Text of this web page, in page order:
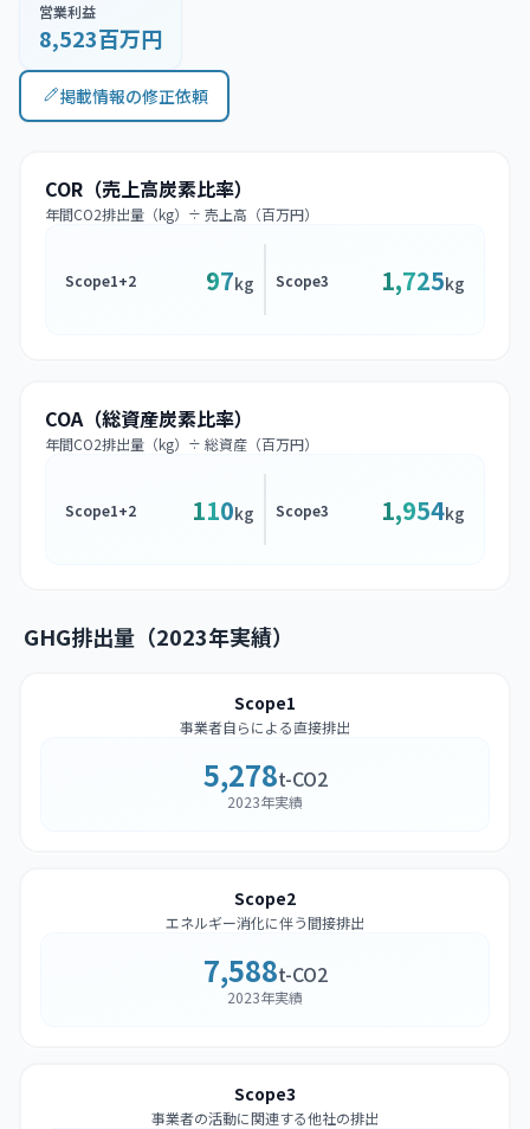
営業利益
8,523百万円
掲載情報の修正依頼
COR（売上高炭素比率）
年間CO2排出量（kg）÷ 売上高（百万円）
Scope1+2 97kg Scope3 1,725kg
COA（総資産炭素比率）
年間CO2排出量（kg）÷ 総資産（百万円）
Scope1+2 110kg Scope3 1,954kg
GHG排出量（2023年実績）
Scope1
事業者自らによる直接排出
5,278t-CO2
2023年実績
Scope2
エネルギー消化に伴う間接排出
7,588t-CO2
2023年実績
Scope3
事業者の活動に関連する他社の排出